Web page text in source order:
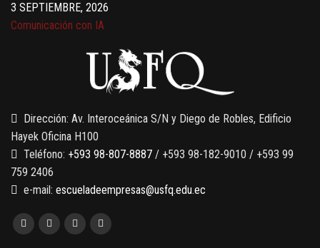
Comunicación con IA
Gobernanza de datos
Finanzas para no financieros
Dirección: Av. Interoceánica S/N y Diego de Robles, Edificio
Hayek Oficina H100
Teléfono: +593 98-807-8887 / +593 98-182-9010 / +593 99
759 2406
e-mail: escueladeempresas@usfq.edu.ec